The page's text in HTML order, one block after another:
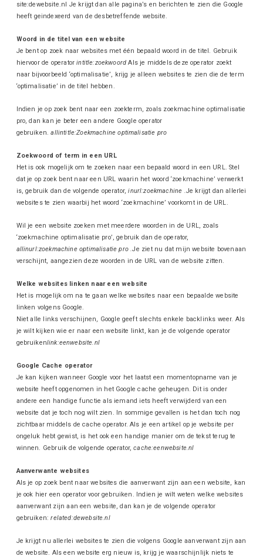
site:dewebsite.nl Je krijgt dan alle pagina’s en berichten te zien die Google
heeft geindexeerd van de desbetreffende website.
Woord in de titel van een website
Je bent op zoek naar websites met één bepaald woord in de titel. Gebruik
hiervoor de operatorintitle:zoekwoordAls je middels deze operator zoekt
naar bijvoorbeeld ‘optimalisatie’, krijg je alleen websites te zien die de term
‘optimalisatie’ in de titel hebben.
Indien je op zoek bent naar een zoekterm, zoals zoekmachine optimalisatie
pro, dan kan je beter een andere Google operator
gebruiken.allintitle:Zoekmachine optimalisatie pro
Zoekwoord of term in een URL
Het is ook mogelijk om te zoeken naar een bepaald woord in een URL. Stel
dat je op zoek bent naar een URL waarin het woord ‘zoekmachine’ verwerkt
is, gebruik dan de volgende operator,inurl:zoekmachine .Je krijgt dan allerlei
websites te zien waarbij het woord ‘zoekmachine’ voorkomt in de URL.
Wil je een website zoeken met meerdere woorden in de URL, zoals
‘zoekmachine optimalisatie pro’, gebruik dan de operator,
allinurl:zoekmachine optimalisatie pro .Je ziet nu dat mijn website bovenaan
verschijnt, aangezien deze woorden in de URL van de website zitten.
Welke websites linken naar een website
Het is mogelijk om na te gaan welke websites naar een bepaalde website
linken volgens Google.
Niet alle links verschijnen, Google geeft slechts enkele backlinks weer. Als
je wilt kijken wie er naar een website linkt, kan je de volgende operator
gebruikenlink:eenwebsite.nl
Google Cache operator
Je kan kijken wanneer Google voor het laatst een momentopname van je
website heeft opgenomen in het Google cache geheugen. Dit is onder
andere een handige functie als iemand iets heeft verwijderd van een
website dat je toch nog wilt zien. In sommige gevallen is het dan toch nog
zichtbaar middels de cache operator. Als je een artikel op je website per
ongeluk hebt gewist, is het ook een handige manier om de tekst terug te
winnen. Gebruik de volgende operator,cache:eenwebsite.nl
Aanverwante websites
Als je op zoek bent naar websites die aanverwant zijn aan een website, kan
je ook hier een operator voor gebruiken. Indien je wilt weten welke websites
aanverwant zijn aan een website, dan kan je de volgende operator
gebruiken:related:dewebsite.nl
Je krijgt nu allerlei websites te zien die volgens Google aanverwant zijn aan
de website. Als een website erg nieuw is, krijg je waarschijnlijk niets te